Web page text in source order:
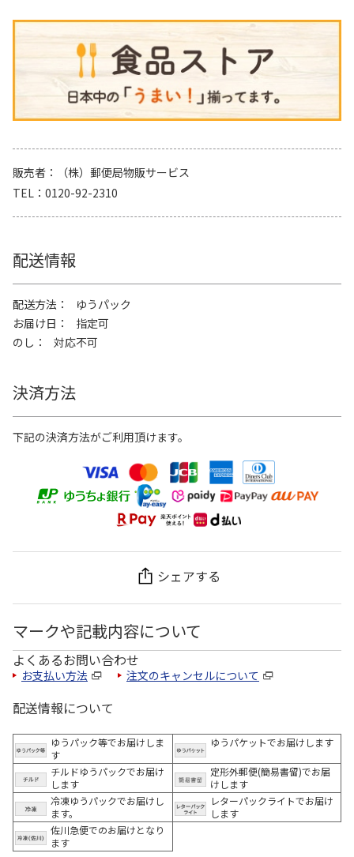
販売者
（株）郵便局物販サービス
TEL
0120-92-2310
配送情報
配送方法
ゆうパック
お届け日
指定可
のし
対応不可
決済方法
下記の決済方法がご利用頂けます。
シェアする
マークや記載内容について
よくあるお問い合わせ
お支払い方法 注文のキャンセルについて
配送情報について
ゆうパック等でお届けしま
す
ゆうパケットでお届けします
チルドゆうパックでお届け
します
定形外郵便(簡易書留)でお届
けします
冷凍ゆうパックでお届けし
ます。
レターパックライトでお届け
します
佐川急便でのお届けとなり
ます